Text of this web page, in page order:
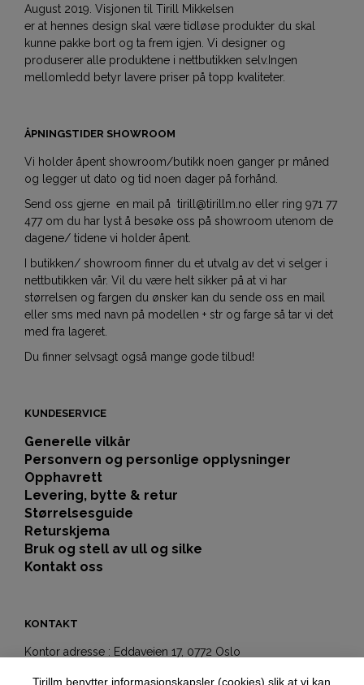
August 2019. Visjonen til Tirill Mikkelsen
er at hennes design skal være tidløse produkter du skal
kunne pakke bort og ta frem igjen. Vi designer og
produserer alle produktene i nettbutikken selv.Ingen
mellomledd betyr lavere priser på topp kvaliteter.
ÅPNINGSTIDER SHOWROOM
Vi holder åpent showroom/butikk noen ganger pr måned
og legger ut dato og tid noen dager på forhånd.
Send oss gjerne en mail på tirill@tirillm.no eller ring 971 77
477 om du har lyst å besøke oss på showroom utenom de
dagene/ tidene vi holder åpent.
I butikken/ showroom finner du et utvalg av det vi selger i
nettbutikken vår. Vil du være helt sikker på at vi har
størrelsen og fargen du ønsker kan du sende oss en mail
eller sms med navn på modellen + str og farge så tar vi det
med fra lageret.
Du finner selvsagt også mange gode tilbud!
KUNDESERVICE
Generelle vilkår
Personvern og personlige opplysninger
Opphavrett
Levering, bytte & retur
Størrelsesguide
Returskjema
Bruk og stell av ull og silke
Kontakt oss
KONTAKT
Kontor adresse : Eddaveien 17, 0772 Oslo
Showroom-butikk:
Tirillm benytter informasjonskapsler (cookies) slik at vi kan